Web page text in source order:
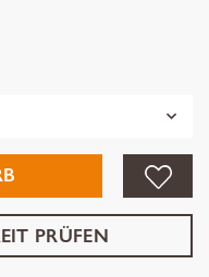
PRÜFEN